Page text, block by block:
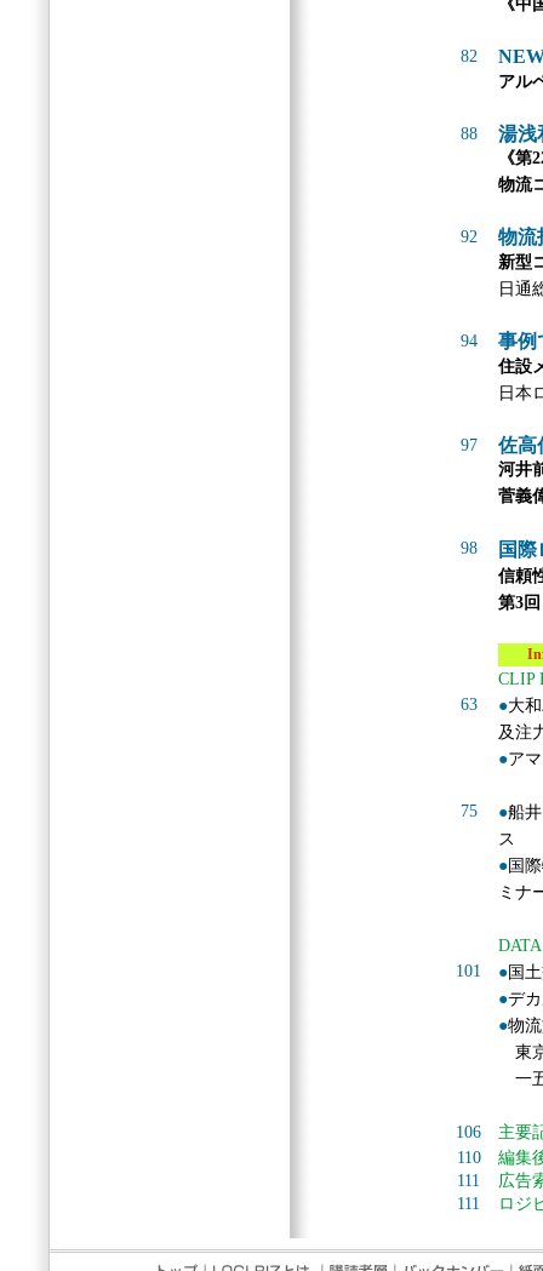
《中
82
アル
88 湯浅
《第
物流
92 物流
新型
日通
94 事例
住設
日本
97 佐高
河井
菅義
98 国
信頼
第3
CLIP
63
●大
及注
●ア
75 ●船
ス
●国
ミナ
101
●国
●デ
●物
東
一
106
主要
110
編集
111
広告
111
ロジ